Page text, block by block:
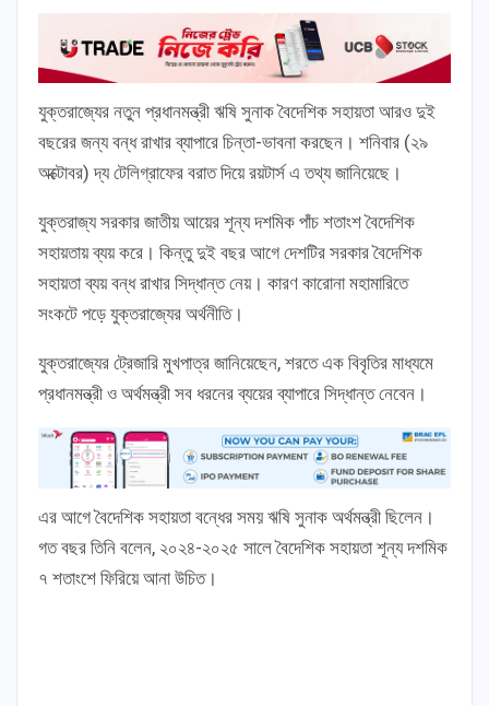
যুক্তরাজ্যের নতুন প্রধানমন্ত্রী ঋষি সুনাক বৈদেশিক সহায়তা আরও দুই
বছরের জন্য বন্ধ রাখার ব্যাপারে চিন্তা-ভাবনা করছেন। শনিবার (২৯
অক্টোবর) দ্য টেলিগ্রাফের বরাত দিয়ে রয়টার্স এ তথ্য জানিয়েছে।
যুক্তরাজ্য সরকার জাতীয় আয়ের শূন্য দশমিক পাঁচ শতাংশ বৈদেশিক
সহায়তায় ব্যয় করে। কিন্তু দুই বছর আগে দেশটির সরকার বৈদেশিক
সহায়তা ব্যয় বন্ধ রাখার সিদ্ধান্ত নেয়। কারণ কারোনা মহামারিতে
সংকটে পড়ে যুক্তরাজ্যের অর্থনীতি।
যুক্তরাজ্যের ট্রেজারি মুখপাত্র জানিয়েছেন, শরতে এক বিবৃতির মাধ্যমে
প্রধানমন্ত্রী ও অর্থমন্ত্রী সব ধরনের ব্যয়ের ব্যাপারে সিদ্ধান্ত নেবেন।
এর আগে বৈদেশিক সহায়তা বন্ধের সময় ঋষি সুনাক অর্থমন্ত্রী ছিলেন।
গত বছর তিনি বলেন, ২০২৪-২০২৫ সালে বৈদেশিক সহায়তা শূন্য দশমিক
৭ শতাংশে ফিরিয়ে আনা উচিত।